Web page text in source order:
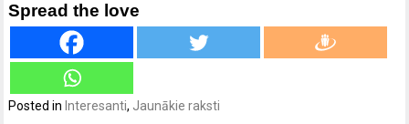
Spread the love
Posted in Interesanti, Jaunākie raksti